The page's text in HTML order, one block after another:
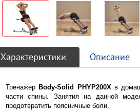
Характеристики Описание
Тренажер Body-Solid PHYP200Xв
части спины. Занятия на данной
предотвратить поясничные боли.